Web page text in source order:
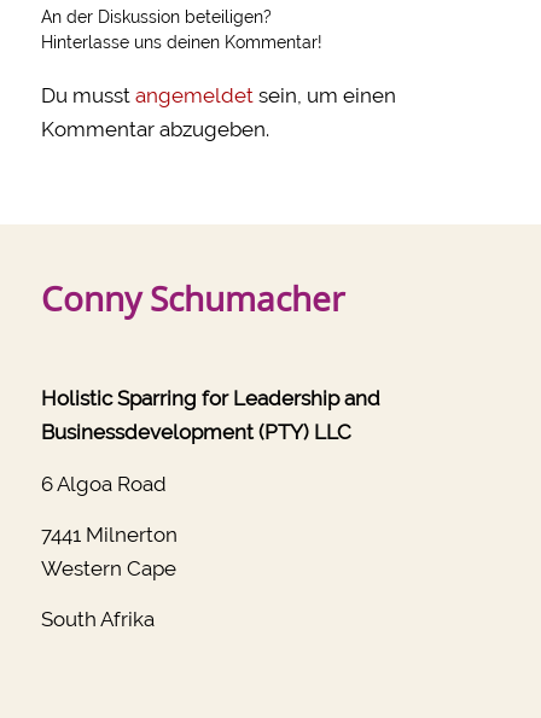
An der Diskussion beteiligen?
Hinterlasse uns deinen Kommentar!
Du musst angemeldetsein, um einen
Kommentar abzugeben.
Conny Schumacher
Holistic Sparring for Leadership and
Businessdevelopment (PTY) LLC
6 Algoa Road
7441 Milnerton
Western Cape
South Afrika